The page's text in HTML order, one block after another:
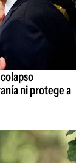
ni protege a